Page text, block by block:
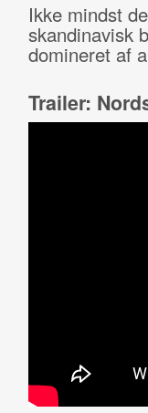
Ikke mindst
skandinavisk
domineret af
Trailer: